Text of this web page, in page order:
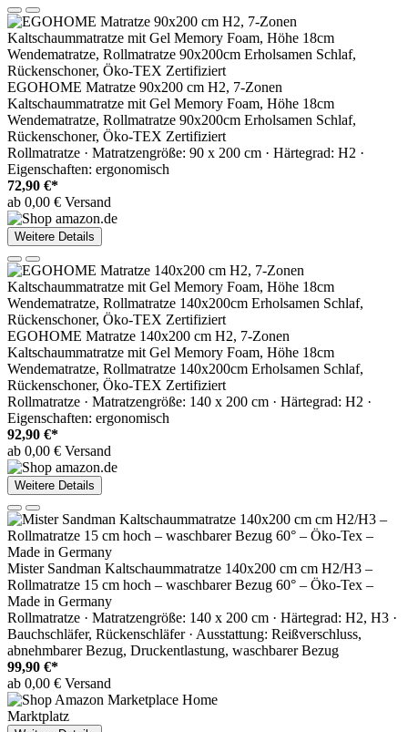
EGOHOME Matratze 90x200 cm H2, 7-Zonen
Kaltschaummatratze mit Gel Memory Foam, Höhe 18cm
Wendematratze, Rollmatratze 90x200cm Erholsamen Schlaf,
Rückenschoner, Öko-TEX Zertifiziert
Rollmatratze · Matratzengröße: 90 x 200 cm · Härtegrad: H2 ·
Eigenschaften: ergonomisch
72,90 €*
ab 0,00 € Versand
Weitere Details
EGOHOME Matratze 140x200 cm H2, 7-Zonen
Kaltschaummatratze mit Gel Memory Foam, Höhe 18cm
Wendematratze, Rollmatratze 140x200cm Erholsamen Schlaf,
Rückenschoner, Öko-TEX Zertifiziert
Rollmatratze · Matratzengröße: 140 x 200 cm · Härtegrad: H2 ·
Eigenschaften: ergonomisch
92,90 €*
ab 0,00 € Versand
Weitere Details
Mister Sandman Kaltschaummatratze 140x200 cm cm H2/H3 –
Rollmatratze 15 cm hoch – waschbarer Bezug 60° – Öko-Tex –
Made in Germany
Rollmatratze · Matratzengröße: 140 x 200 cm · Härtegrad: H2, H3 ·
Bauchschläfer, Rückenschläfer · Ausstattung: Reißverschluss,
abnehmbarer Bezug, Druckentlastung, waschbarer Bezug
99,90 €*
ab 0,00 € Versand
Marktplatz